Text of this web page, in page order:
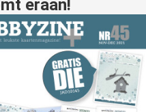
eraan!